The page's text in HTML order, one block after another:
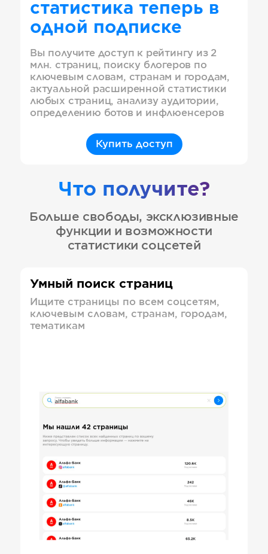
статистика теперь в
одной подписке
Вы получите доступ к рейтингу из 2
млн. страниц, поиску блогеров по
ключевым словам, странам и городам,
актуальной расширенной статистики
любых страниц, анализу аудитории,
определению ботов и инфлюенсеров
Купить доступ
Что получите?
Больше свободы, эксклюзивные
функции и возможности
статистики соцсетей
Умный поиск страниц
Ищите страницы по всем соцсетям,
ключевым словам, странам, городам,
тематикам